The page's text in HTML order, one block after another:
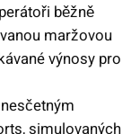
běžně
maržovou
výnosy pro
simulovaných